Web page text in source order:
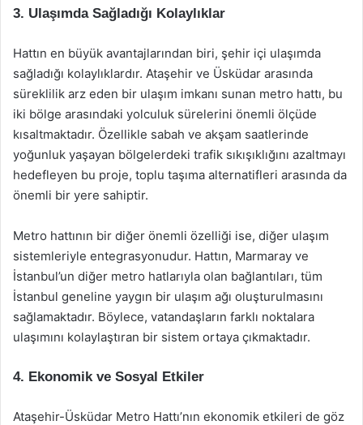
3. Ulaşımda Sağladığı Kolaylıklar
Hattın en büyük avantajlarından biri, şehir içi ulaşımda
sağladığı kolaylıklardır. Ataşehir ve Üsküdar arasında
süreklilik arz eden bir ulaşım imkanı sunan metro hattı, bu
iki bölge arasındaki yolculuk sürelerini önemli ölçüde
kısaltmaktadır. Özellikle sabah ve akşam saatlerinde
yoğunluk yaşayan bölgelerdeki trafik sıkışıklığını azaltmayı
hedefleyen bu proje, toplu taşıma alternatifleri arasında da
önemli bir yere sahiptir.
Metro hattının bir diğer önemli özelliği ise, diğer ulaşım
sistemleriyle entegrasyonudur. Hattın, Marmaray ve
İstanbul’un diğer metro hatlarıyla olan bağlantıları, tüm
İstanbul geneline yaygın bir ulaşım ağı oluşturulmasını
sağlamaktadır. Böylece, vatandaşların farklı noktalara
ulaşımını kolaylaştıran bir sistem ortaya çıkmaktadır.
4. Ekonomik ve Sosyal Etkiler
Ataşehir-Üsküdar Metro Hattı’nın ekonomik etkileri de göz